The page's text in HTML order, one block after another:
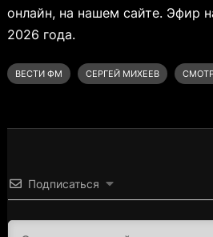
онлайн, на нашем сайте. Эфир
2026 года.
ВЕСТИ ФМ СЕРГЕЙ МИХЕЕВ
Подписаться